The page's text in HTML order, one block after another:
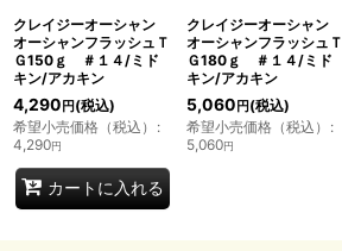
クレイジーオーシャン
オーシャンフラッシュＴ
Ｇ150ｇ ＃１４/ミド
キン/アカキン
4,290 円 (税込)
希望小売価格（税込） :
4,290円
カートに入れる
クレイジーオーシャン
オーシャンフラッシュＴ
Ｇ180ｇ ＃１４/ミド
キン/アカキン
5,060 円(税込)
希望小売価格（税込） :
5,060円